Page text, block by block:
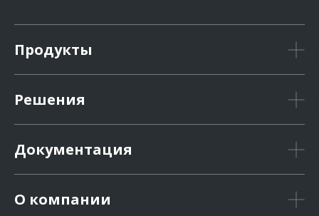
Продукты
Решения
Документация
О компании